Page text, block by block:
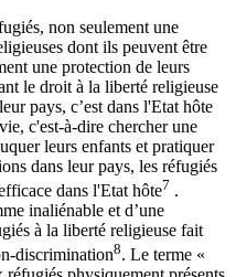
non seulement une
dont ils peuvent être
une protection de leurs
le droit à la liberté religieuse
pays, c’est dans l'Etat hôte
c'est-à-dire chercher une
leurs enfants et pratiquer
dans leur pays, les réfugiés
dans l'Etat hôte7 .
inaliénable et d’une
à la liberté religieuse fait
discrimination8. Le terme «